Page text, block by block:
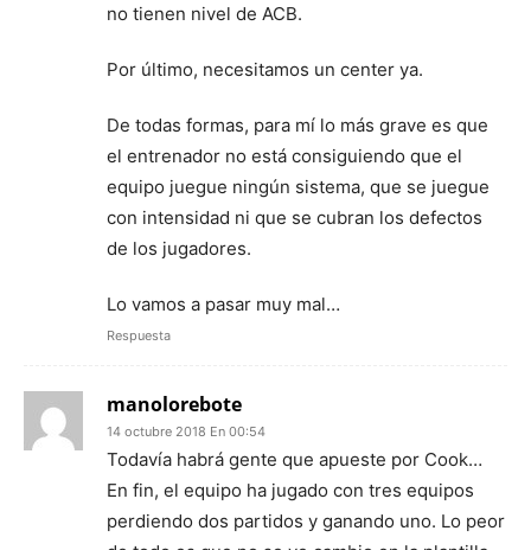
no tienen nivel de ACB.
Por último, necesitamos un center ya.
De todas formas, para mí lo más grave es que
el entrenador no está consiguiendo que el
equipo juegue ningún sistema, que se juegue
con intensidad ni que se cubran los defectos
de los jugadores.
Lo vamos a pasar muy mal…
Respuesta
manolorebote
14 octubre 2018 En 00:54
Todavía habrá gente que apueste por Cook…
En fin, el equipo ha jugado con tres equipos
perdiendo dos partidos y ganando uno. Lo peor